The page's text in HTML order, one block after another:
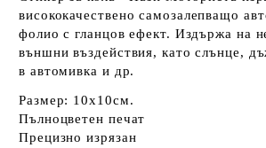
висококачествено самозалепващо
фолио с гланцов ефект. Издържа на
външни въздействия, като слънце,
в автомивка и др.
Размер: 10х10см.
Пълноцветен печат
Прецизно изрязан